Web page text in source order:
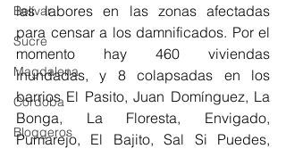
Bolívar
Sucre
Magdalena
Córdoba
Bloggeros
las labores en las zonas afectadas
para censar a los damnificados. Por el
momento hay 460 viviendas
inundadas, y 8 colapsadas en los
barrios El Pasito, Juan Domínguez, La
Bonga, La Floresta, Envigado,
Pumarejo, El Bajito, Sal Si Puedes,